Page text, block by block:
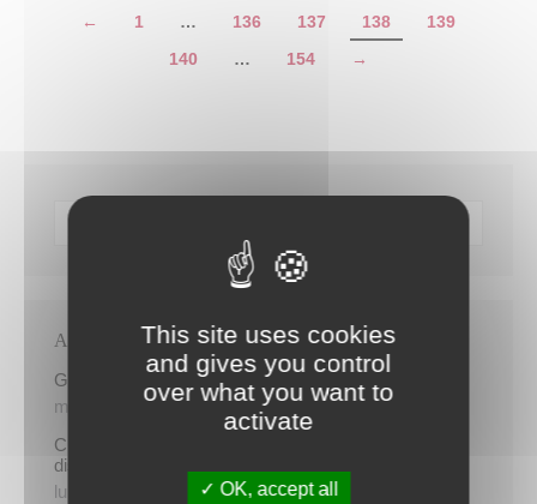
← 1 … 136 137 138
139
140
… 154 →
Articles récents
Gratuité du parking de l’HDV le dimanche matin
mercredi 5 août
Cinq demandeurs d’emploi de Papeete intègrent le
dispositif TIATURI AMO
lundi 3 août
This site uses cookies
and gives you control
over what you want to
activate
OK, accept all